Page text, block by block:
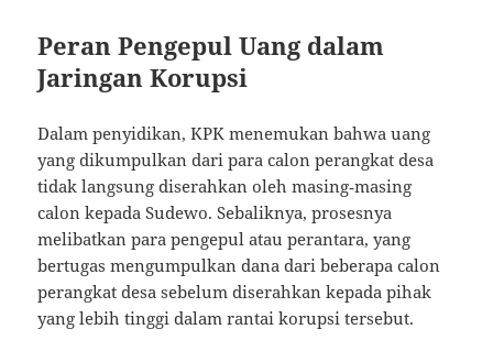
Peran Pengepul Uang dalam
Jaringan Korupsi
Dalam penyidikan, KPK menemukan bahwa uang
yang dikumpulkan dari para calon perangkat desa
tidak langsung diserahkan oleh masing‑masing
calon kepada Sudewo. Sebaliknya, prosesnya
melibatkan para pengepul atau perantara, yang
bertugas mengumpulkan dana dari beberapa calon
perangkat desa sebelum diserahkan kepada pihak
yang lebih tinggi dalam rantai korupsi tersebut.